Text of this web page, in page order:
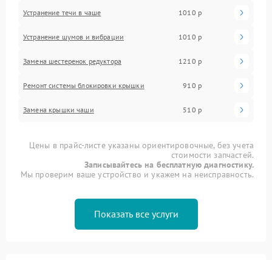
Устранение течи в чаше 1010 р
Устранение шумов и вибрации 1010 р
Замена шестеренок редуктора 1210 р
Ремонт системы блокировки крышки 910 р
Замена крышки чаши 510 р
Цены в прайс-листе указаны ориентировочные, без учета
стоимости запчастей.
Записывайтесь на бесплатную диагностику.
Мы проверим ваше устройство и укажем на неисправность.
Показать все услуги